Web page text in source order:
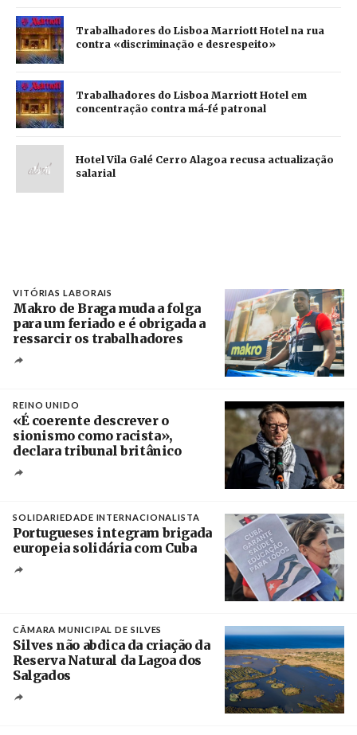
Trabalhadores do Lisboa Marriott Hotel na rua
contra «discriminação e desrespeito»
Trabalhadores do Lisboa Marriott Hotel em
concentração contra má-fé patronal
Hotel Vila Galé Cerro Alagoa recusa actualização
salarial
VITÓRIAS LABORAIS
Makro de Braga muda a folga
para um feriado e é obrigada a
ressarcir os trabalhadores
REINO UNIDO
«É coerente descrever o
sionismo como racista»,
declara tribunal britânico
SOLIDARIEDADE INTERNACIONALISTA
Portugueses integram brigada
europeia solidária com Cuba
CÂMARA MUNICIPAL DE SILVES
Silves não abdica da criação da
Reserva Natural da Lagoa dos
Salgados